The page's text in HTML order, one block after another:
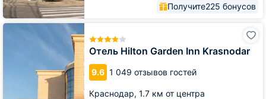
Получите225 бонусов
Отель Hilton Garden Inn Krasnodar
9.6 1 049 отзывов гостей
Краснодар, 1.7 км от центра
Отель
Krasnodar